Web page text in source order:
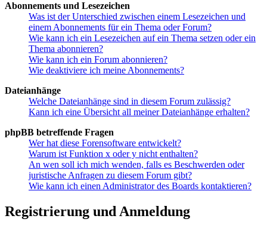
Abonnements und Lesezeichen
Was ist der Unterschied zwischen einem Lesezeichen und
einem Abonnements für ein Thema oder Forum?
Wie kann ich ein Lesezeichen auf ein Thema setzen oder ein
Thema abonnieren?
Wie kann ich ein Forum abonnieren?
Wie deaktiviere ich meine Abonnements?
Dateianhänge
Welche Dateianhänge sind in diesem Forum zulässig?
Kann ich eine Übersicht all meiner Dateianhänge erhalten?
phpBB betreffende Fragen
Wer hat diese Forensoftware entwickelt?
Warum ist Funktion x oder y nicht enthalten?
An wen soll ich mich wenden, falls es Beschwerden oder
juristische Anfragen zu diesem Forum gibt?
Wie kann ich einen Administrator des Boards kontaktieren?
Registrierung und Anmeldung